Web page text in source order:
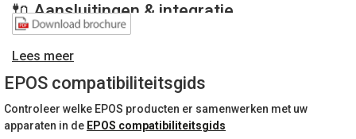
🔌 Aansluitingen & integratie
Microsoft Teams gecertificeerd
Geoptimaliseerd voor UC-platformen
Plug & Play met Windows en macOS
Lees meer
EPOS compatibiliteitsgids
Controleer welke EPOS producten er samenwerken met uw
apparaten in de EPOS compatibiliteitsgids